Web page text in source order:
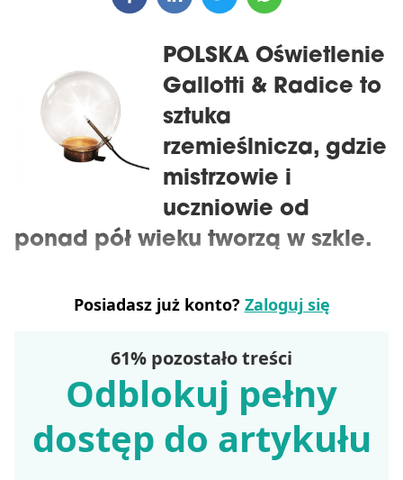
POLSKA Oświetlenie
Gallotti & Radice to
sztuka
rzemieślnicza, gdzie
mistrzowie i
uczniowie od
ponad pół wieku tworzą w szkle.
Posiadasz już konto? Zaloguj się
61% pozostało treści
Odblokuj pełny
dostęp do artykułu